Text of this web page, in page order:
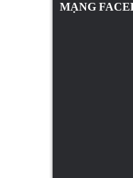
MẠNG